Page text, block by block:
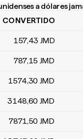
a dólares
a dólares
CONVERTIDO
157,43 JMD
787,15 JMD
1574,30 JMD
3148,60 JMD
7871,50 JMD